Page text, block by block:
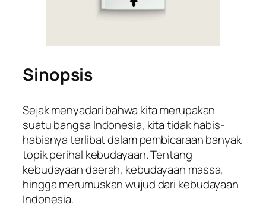
Sinopsis
Sejak menyadari bahwa kita merupakan
suatu bangsa Indonesia, kita tidak habis-
habisnya terlibat dalam pembicaraan banyak
topik perihal kebudayaan. Tentang
kebudayaan daerah, kebudayaan massa,
hingga merumuskan wujud dari kebudayaan
Indonesia.